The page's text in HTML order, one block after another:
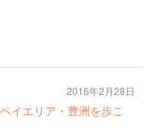
イエリア・豊洲を歩こ
2016年2月28日